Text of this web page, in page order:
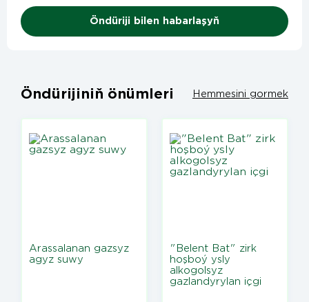
Öndüriji bilen habarlaşyň
Öndürijiniň önümleri Hemmesini gormek
Arassalanan gazsyz
agyz suwy
"Belent Bat" zirk
hoşboý ysly
alkogolsyz
gazlandyrylan içgi